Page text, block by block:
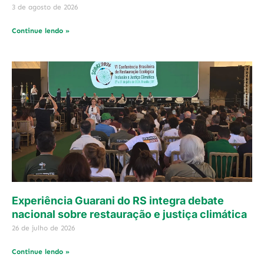
3 de agosto de 2026
Continue lendo »
Experiência Guarani do RS integra debate
nacional sobre restauração e justiça climática
26 de julho de 2026
Continue lendo »